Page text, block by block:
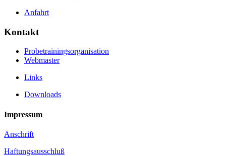
Anfahrt
Kontakt
Probetrainingsorganisation
Webmaster
Links
Downloads
Impressum
Anschrift
Haftungsausschluß